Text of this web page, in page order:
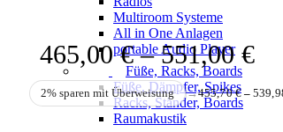
Multiroom Systeme
All in One Anlagen
portable Audio Player
Füße, Racks, Boards
Füße, Dämpfer, Spikes
Racks, Ständer, Boards
Raumakustik
465,00€ –551,00€
2% sparen mit Überweisung →455,70€–